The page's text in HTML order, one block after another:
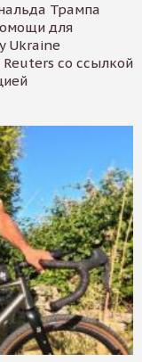
Трампа
для
Ukraine
со ссылкой